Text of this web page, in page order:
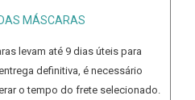
MÁSCARAS
levam até 9 dias úteis para
definitiva, é necessário
o tempo do frete selecionado.